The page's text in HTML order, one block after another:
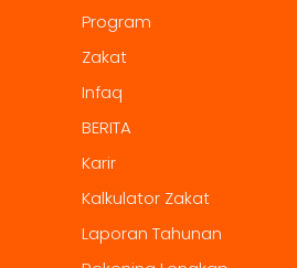
Program
Zakat
Infaq
BERITA
Karir
Kalkulator Zakat
Laporan Tahunan